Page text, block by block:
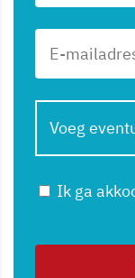
Voeg
Ik ga